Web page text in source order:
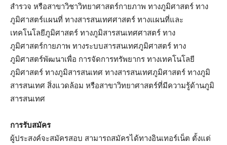
สำรวจ หรือสาขาวิชาวิทยาศาสตร์กายภาพ ทางภูมิศาสตร์ ทาง
ภูมิศาสตร์แผนที่ ทางสารสนเทศศาสตร์ ทางแผนที่และ
เทคโนโลยีภูมิศาสตร์ ทางภูมิสารสนเทศศาสตร์ ทาง
ภูมิศาสตร์กายภาพ ทางระบบสารสนเทศภูมิศาสตร์ ทาง
ภูมิศาสตร์พัฒนาเพื่อ การจัดการทรัพยากร ทางเทคโนโลยี
ภูมิศาสตร์ ทางภูมิสารสนเทศ ทางสารสนเทศภูมิศาสตร์ ทางภูมิ
สารสนเทศ สิ่งแวดล้อม หรือสาขาวิทยาศาสตร์ที่มีความรู้ด้านภูมิ
สารสนเทศ
การรับสมัคร
ผู้ประสงค์จะสมัครสอบ สามารถสมัครได้ทางอินเทอร์เน็ต ตั้งแต่